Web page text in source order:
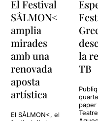
El Festival
SÂLMON<
amplia
mirades
amb una
renovada
aposta
artística
El SÂLMON<, el
la
TB
paper